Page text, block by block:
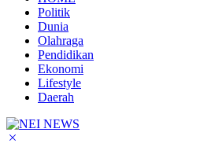
Politik
Dunia
Olahraga
Pendidikan
Ekonomi
Lifestyle
Daerah